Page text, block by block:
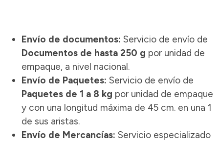
Envío de documentos: Servicio de envío de
Documentos de hasta 250 g por unidad de
empaque, a nivel nacional.
Envío de Paquetes: Servicio de envío de
Paquetes de 1 a 8 kg por unidad de empaque
y con una longitud máxima de 45 cm. en una 1
de sus aristas.
Envío de Mercancías: Servicio especializado